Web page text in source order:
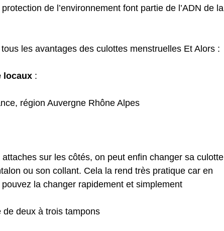
de l’environnement font partie de l’ADN de la
les avantages des culottes menstruelles Et Alors :
locaux :
région Auvergne Rhône Alpes
sur les côtés, on peut enfin changer sa culotte
ou son collant. Cela la rend très pratique car en
la changer rapidement et simplement
de deux à trois tampons